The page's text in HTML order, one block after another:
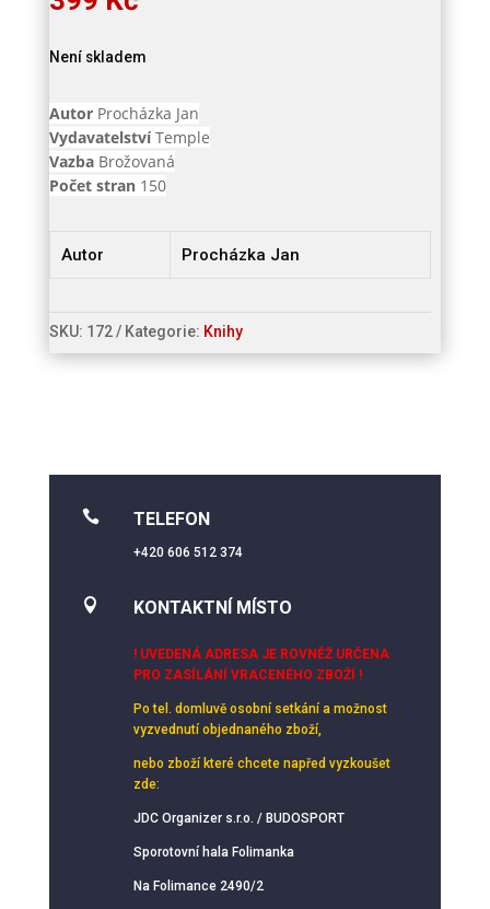
Není skladem
AutorProcházka Jan
VydavatelstvíTemple
VazbaBrožovaná
Počet stran150
Autor Procházka Jan
SKU: 172 Kategorie: Knihy
 TELEFON
+420 606 512 374
 KONTAKTNÍ MÍSTO
! UVEDENÁ ADRESA JE ROVNĚŽ URČENA
PRO ZASÍLÁNÍ VRACENÉHO ZBOŽÍ !
Po tel. domluvě osobní setkání a možnost
vyzvednutí objednaného zboží,
nebo zboží které chcete napřed vyzkoušet
zde:
JDC Organizer s.r.o. / BUDOSPORT
Sporotovní hala Folimanka
Na Folimance 2490/2